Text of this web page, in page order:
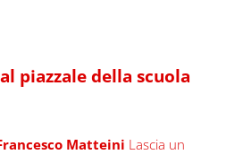
piazzale della scuola
Matteini Lascia un